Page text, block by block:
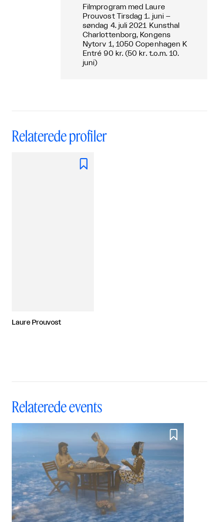
Filmprogram med Laure
Prouvost Tirsdag 1. juni –
søndag 4. juli 2021 Kunsthal
Charlottenborg, Kongens
Nytorv 1, 1050 Copenhagen K
Entré 90 kr. (50 kr. t.o.m. 10.
juni)
Relaterede profiler

Laure Prouvost
Relaterede events
